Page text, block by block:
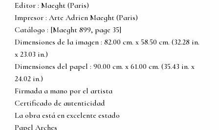
Editor : Maeght (Paris)
Impresor : Arte Adrien Maeght (Paris)
Catálogo : [Maeght 899, page 35]
Dimensiones de la imagen : 82.00 cm. x 58.50 cm. (32.28 in.
x 23.03 in.)
Dimensiones del papel : 90.00 cm. x 61.00 cm. (35.43 in. x
24.02 in.)
Firmada a mano por el artista
Certificado de autenticidad
La obra está en excelente estado
Papel Arches